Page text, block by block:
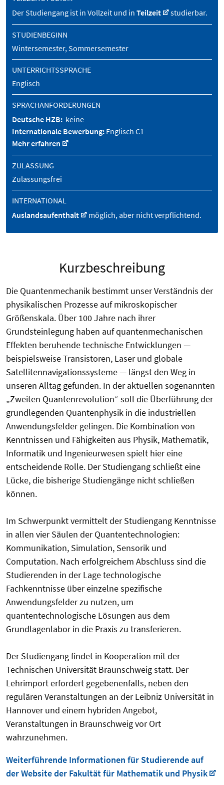
Der Studiengang ist in Vollzeit und in Teilzeit studierbar.
STUDIENBEGINN
Wintersemester, Sommersemester
UNTERRICHTSSPRACHE
Englisch
SPRACHANFORDERUNGEN
Deutsche HZB: keine
Internationale Bewerbung: Englisch C1
Mehr erfahren
ZULASSUNG
Zulassungsfrei
INTERNATIONAL
Auslandsaufenthalt
möglich, aber nicht verpflichtend.
Kurzbeschreibung
Die Quantenmechanik bestimmt unser Verständnis der
physikalischen Prozesse auf mikroskopischer
Größenskala. Über 100 Jahre nach ihrer
Grundsteinlegung haben auf quantenmechanischen
Effekten beruhende technische Entwicklungen —
beispielsweise Transistoren, Laser und globale
Satellitennavigationssysteme — längst den Weg in
unseren Alltag gefunden. In der aktuellen sogenannten
„Zweiten Quantenrevolution“ soll die Überführung der
grundlegenden Quantenphysik in die industriellen
Anwendungsfelder gelingen. Die Kombination von
Kenntnissen und Fähigkeiten aus Physik, Mathematik,
Informatik und Ingenieurwesen spielt hier eine
entscheidende Rolle. Der Studiengang schließt eine
Lücke, die bisherige Studiengänge nicht schließen
können.
Im Schwerpunkt vermittelt der Studiengang Kenntnisse
in allen vier Säulen der Quantentechnologien:
Kommunikation, Simulation, Sensorik und
Computation. Nach erfolgreichem Abschluss sind die
Studierenden in der Lage technologische
Fachkenntnisse über einzelne spezifische
Anwendungsfelder zu nutzen, um
quantentechnologische Lösungen aus dem
Grundlagenlabor in die Praxis zu transferieren.
Der Studiengang findet in Kooperation mit der
Technischen Universität Braunschweig statt. Der
Lehrimport erfordert gegebenenfalls, neben den
regulären Veranstaltungen an der Leibniz Universität in
Hannover und einem hybriden Angebot,
Veranstaltungen in Braunschweig vor Ort
wahrzunehmen.
Weiterführende Informationen für Studierende auf
der Website der Fakultät für Mathematik und Physik